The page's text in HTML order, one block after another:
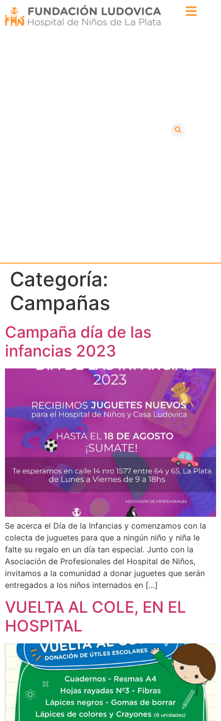
Categoría:
Campañas
Campaña día de las
infancias 2023
Se acerca el Día de la Infancias y comenzamos con la
colecta de juguetes para que a ningún niño y niña le
falte su regalo en un día tan especial. Junto con la
Asociación de Profesionales del Hospital de Niños,
invitamos a la comunidad a donar juguetes que serán
entregados a los niños internados en […]
VUELTA AL COLE, EN EL
HOSPITAL